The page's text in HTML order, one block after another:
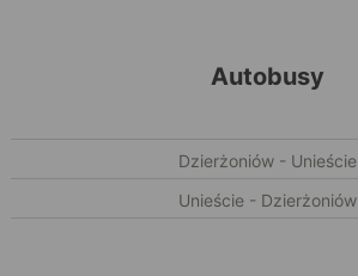
Autobusy
Dzierżoniów - Unieście
Unieście - Dzierżoniów